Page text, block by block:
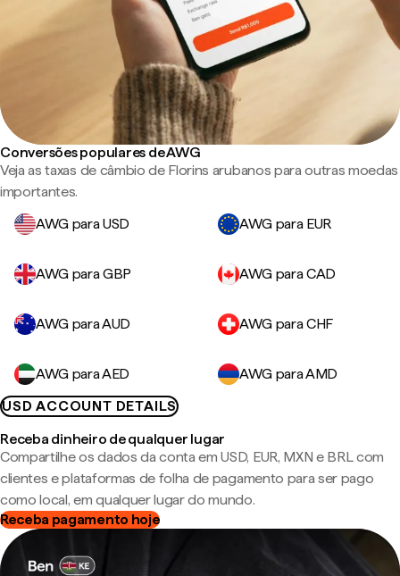
Conversões populares de AWG
Veja as taxas de câmbio de Florins arubanos para outras moedas
importantes.
AWG para USD
AWG para EUR
AWG para GBP AWG para CAD
AWG para AUD AWG para CHF
AWG para AED
AWG para AMD
USD ACCOUNT DETAILS
Receba dinheiro de qualquer lugar
Compartilhe os dados da conta em USD, EUR, MXN e BRL com
clientes e plataformas de folha de pagamento para ser pago
como local, em qualquer lugar do mundo.
Receba pagamento hoje